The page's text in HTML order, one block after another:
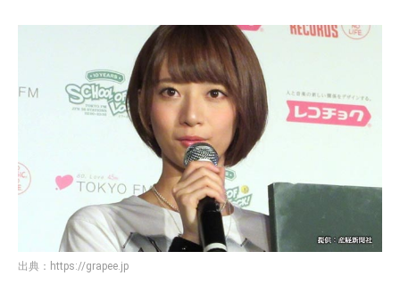
出典： https://grapee.jp